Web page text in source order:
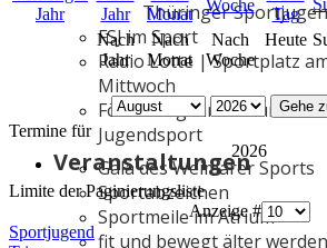
Thüringer
FSJ im Sport
Radio Lotte | Sportplatz
Mittwoch
Förderung Kinder- und
Jugendsport
Veranstaltungen
Gala des Weimarer Sports
Sportabzeichen
Sportmeile im Atrium
fit und bewegt älter werden
Nach
Jahr
Nach
Monat
Nach
Woche
Heute
Gehe
Termine für
2026
Limite der Paginierungsliste
Anzeige #
Sportjugend